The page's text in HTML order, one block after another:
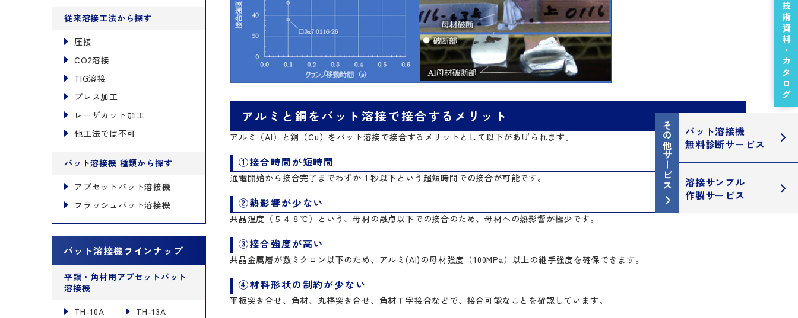
従来溶接工法から探す
圧接
CO2溶接
TIG溶接
プレス加工
レーザカット加工
他工法では不可
バット溶接機 種類から探す
アプセットバット溶接機
フラッシュバット溶接機
バット溶接機ラインナップ
平鋼・角材用アプセットバット
溶接機
TH-10A
TH-13A
アルミと銅をバット溶接で接合するメリット
アルミ（Al）と銅（Cu）をバット溶接で接合するメリットとして以下があげられます。
①接合時間が短時間
通電開始から接合完了までわずか１秒以下という超短時間での接合が可能です。
②熱影響が少ない
共晶温度（５４８℃）という、母材の融点以下での接合のため、母材への熱影響が極少です。
③接合強度が高い
共晶金属層が数ミクロン以下のため、アルミ(Al)の母材強度（100MPa）以上の継手強度を確保できます。
④材料形状の制約が少ない
平板突き合せ、角材、丸棒突き合せ、角材Ｔ字接合などで、接合可能なことを確認しています。
技術資料・カタログ
その他サービス
バット溶接機
無料診断サービス
溶接サンプル
作製サービス